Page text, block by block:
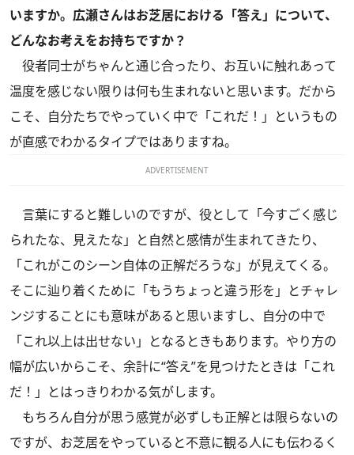
いますか。広瀬さんはお芝居における「答え」について、
どんなお考えをお持ちですか？
役者同士がちゃんと通じ合ったり、お互いに触れあって
温度を感じない限りは何も生まれないと思います。だから
こそ、自分たちでやっていく中で「これだ！」というもの
が直感でわかるタイプではありますね。
ADVERTISEMENT
言葉にすると難しいのですが、役として「今すごく感じ
られたな、見えたな」と自然と感情が生まれてきたり、
「これがこのシーン自体の正解だろうな」が見えてくる。
そこに辿り着くために「もうちょっと違う形を」とチャレ
ンジすることにも意味があると思いますし、自分の中で
「これ以上は出せない」となるときもあります。やり方の
幅が広いからこそ、余計に“答え”を見つけたときは「これ
だ！」とはっきりわかる気がします。
もちろん自分が思う感覚が必ずしも正解とは限らないの
ですが、お芝居をやっていると不意に観る人にも伝わるく